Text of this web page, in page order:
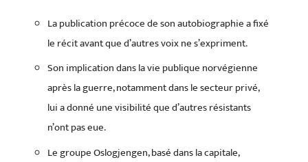
La publication précoce de son autobiographie a fixé
le récit avant que d’autres voix ne s’expriment.
Son implication dans la vie publique norvégienne
après la guerre, notamment dans le secteur privé,
lui a donné une visibilité que d’autres résistants
n’ont pas eue.
Le groupe Oslogjengen, basé dans la capitale,